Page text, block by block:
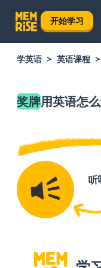
开始学习
学英语 英语课程
奖牌用英语怎